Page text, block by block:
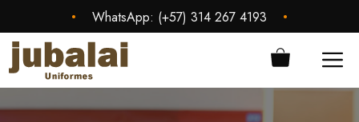
contenido
• WhatsApp: (+57) 314 267 4193 •